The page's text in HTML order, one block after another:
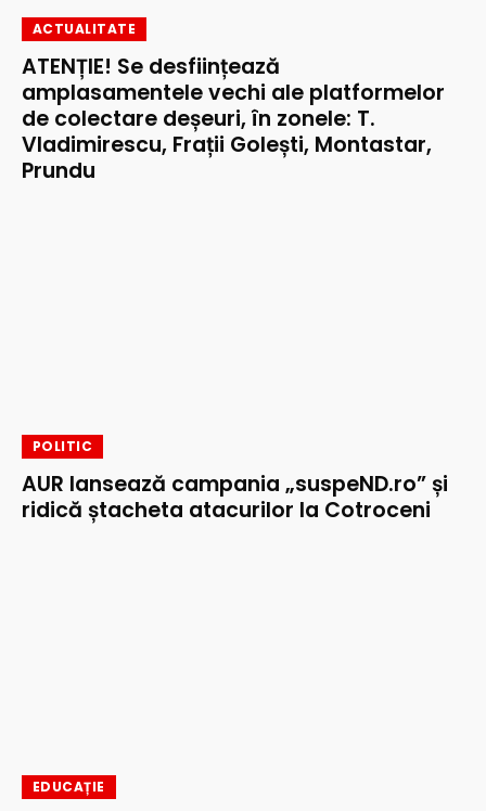
ACTUALITATE
ATENȚIE! Se desființează
amplasamentele vechi ale platformelor
de colectare deșeuri, în zonele: T.
Vladimirescu, Frații Golești, Montastar,
Prundu
POLITIC
AUR lansează campania „suspeND.ro” și
ridică ștacheta atacurilor la Cotroceni
EDUCAȚIE